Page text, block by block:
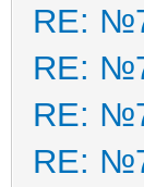
RE:
RE:
RE:
RE: